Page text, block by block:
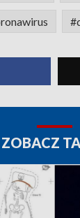
ZOBACZ